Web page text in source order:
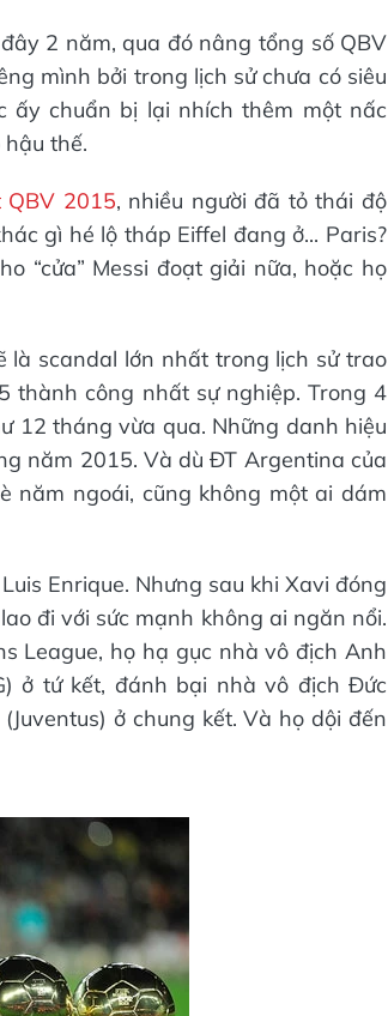
2 năm, qua đó nâng tổng số QBV
mình bởi trong lịch sử chưa có siêu
ấy chuẩn bị lại nhích thêm một nấc
thế.
QBV 2015, nhiều người đã tỏ thái độ
gì hé lộ tháp Eiffel đang ở... Paris?
“cửa” Messi đoạt giải nữa, hoặc họ
là scandal lớn nhất trong lịch sử trao
thành công nhất sự nghiệp. Trong 4
12 tháng vừa qua. Những danh hiệu
năm 2015. Và dù ĐT Argentina của
năm ngoái, cũng không một ai dám
Enrique. Nhưng sau khi Xavi đóng
đi với sức mạnh không ai ngăn nổi.
League, họ hạ gục nhà vô địch Anh
ở tứ kết, đánh bại nhà vô địch Đức
ở chung kết. Và họ dội đến